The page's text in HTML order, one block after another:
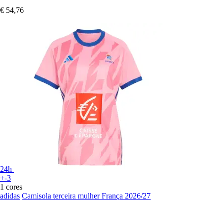
€ 54,76
24h
+-3
1 cores
adidas Camisola terceira mulher França 2026/27